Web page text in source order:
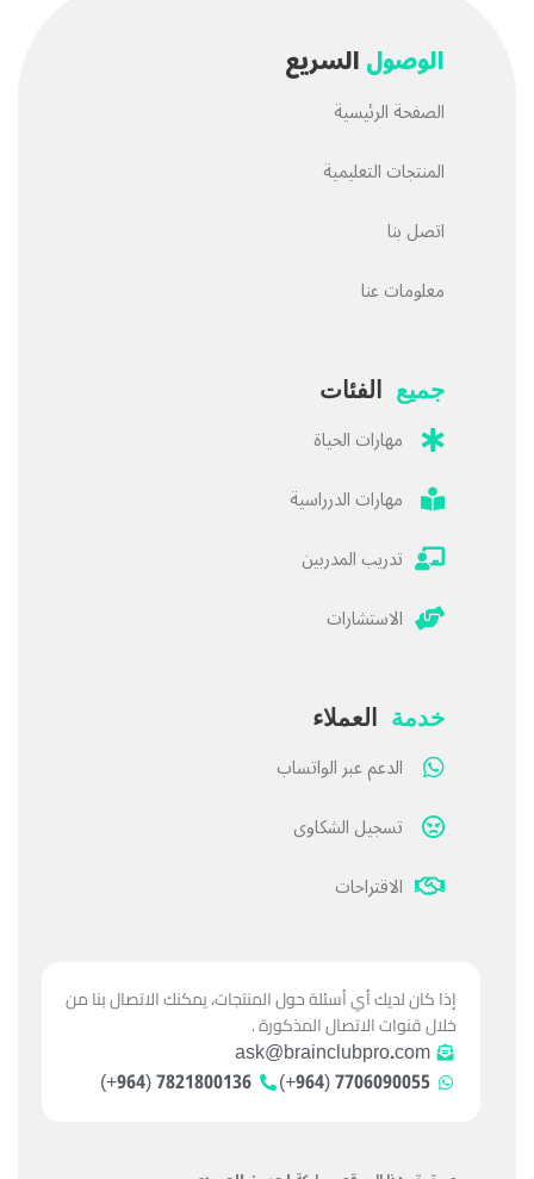
الوصولالسريع
الصفحة الرئيسية
المنتجات التعليمية
اتصل بنا
معلومات عنا
جميع الفئات
مهارات الحياة
مهارات الدرراسية
تدريب المدربين
الاستشارات
خدمة العملاء
الدعم عبر الواتساب
تسجيل الشكاوى
الاقتراحات
إذا كان لديك أي أسئلة حول المنتجات، يمكنك الاتصال بنا من
خلال قنوات الاتصال المذكورة .
ask@brainclubpro.com
7706090055 (964+)
7821800136 (964+)